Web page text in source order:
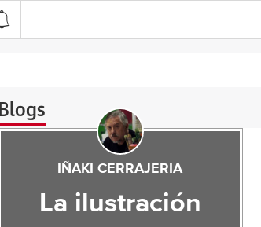
Blogs
IÑAKI CERRAJERIA
La ilustración